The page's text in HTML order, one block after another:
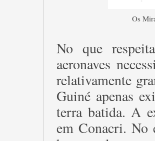
Os
No que
aeronaves
relativamente
Guiné apenas
terra batida. A
em Conacri. No